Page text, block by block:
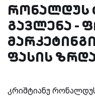
რონალდუს
გავლენა -
ფასის
კრიშტიანუ